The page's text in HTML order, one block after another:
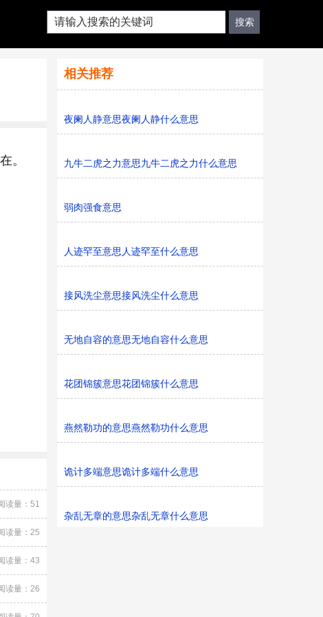
。
读量：51
读量：25
读量：43
读量：26
相关推荐
夜阑人静意思夜阑人静什么意思
九牛二虎之力意思九牛二虎之力什么意思
弱肉强食意思
人迹罕至意思人迹罕至什么意思
接风洗尘意思接风洗尘什么意思
无地自容的意思无地自容什么意思
花团锦簇意思花团锦簇什么意思
燕然勒功的意思燕然勒功什么意思
诡计多端意思诡计多端什么意思
杂乱无章的意思杂乱无章什么意思